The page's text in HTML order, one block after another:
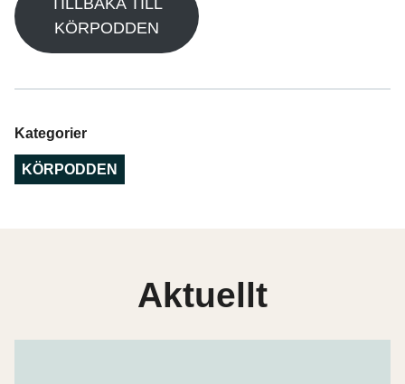
TILLBAKA TILL
KÖRPODDEN
Kategorier
KÖRPODDEN
Aktuellt